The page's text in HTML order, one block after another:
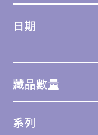
日期
藏品數量
系列